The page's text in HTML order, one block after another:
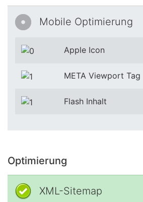
Mobile Optimierung
Apple Icon
META Viewport Tag
Flash Inhalt
Optimierung
XML-Sitemap